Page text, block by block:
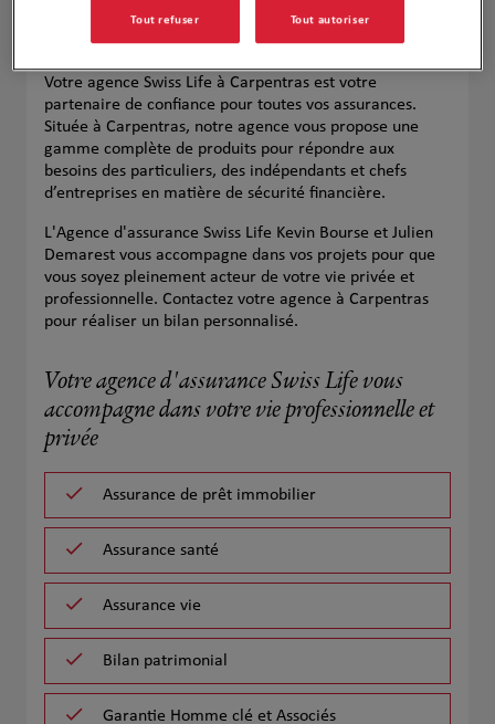
Votre agence Swiss Life à Carpentras est votre
partenaire de confiance pour toutes vos assurances.
Située à Carpentras, notre agence vous propose une
gamme complète de produits pour répondre aux
besoins des particuliers, des indépendants et chefs
d’entreprises en matière de sécurité financière.
L'Agence d'assurance Swiss Life Kevin Bourse et Julien
Demarest vous accompagne dans vos projets pour que
vous soyez pleinement acteur de votre vie privée et
professionnelle. Contactez votre agence à Carpentras
pour réaliser un bilan personnalisé.
Votre agence d'assurance Swiss Life vous
accompagne dans votre vie professionnelle et
privée
Assurance de prêt immobilier
Assurance santé
Assurance vie
Bilan patrimonial
Garantie Homme clé et Associés
Tout refuser Tout autoriser